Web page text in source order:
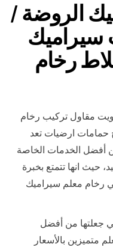
الروضة /
سيراميك
رخام
مقاول تركيب رخام
حمامات ارضيات تعد
أفضل الخدمات الخاصة
حيث انها تتمتع بخبرة
رخام معلم سيراميك
جعلتها من أفضل
متميزين بالأسعار